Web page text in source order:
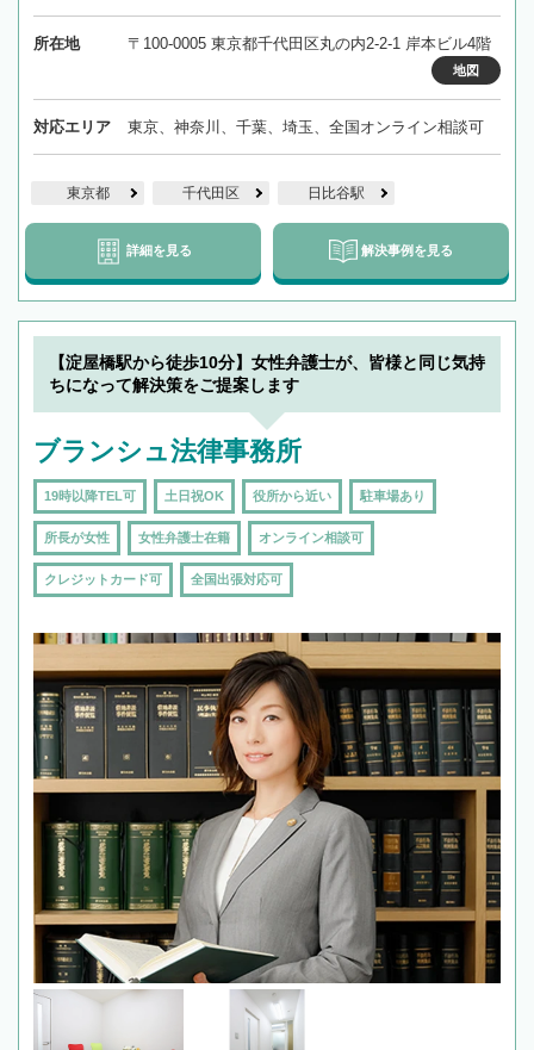
所在地 〒100-0005 東京都千代田区丸の内2-2-1 岸本ビル4階
地図
対応エリア 東京、神奈川、千葉、埼玉、全国オンライン相談可
東京都 千代田区 日比谷駅
詳細を見る 解決事例を見る
【淀屋橋駅から徒歩10分】女性弁護士が、皆様と同じ気持
ちになって解決策をご提案します
ブランシュ法律事務所
19時以降TEL可 土日祝OK 役所から近い 駐車場あり
所長が女性 女性弁護士在籍 オンライン相談可
クレジットカード可 全国出張対応可